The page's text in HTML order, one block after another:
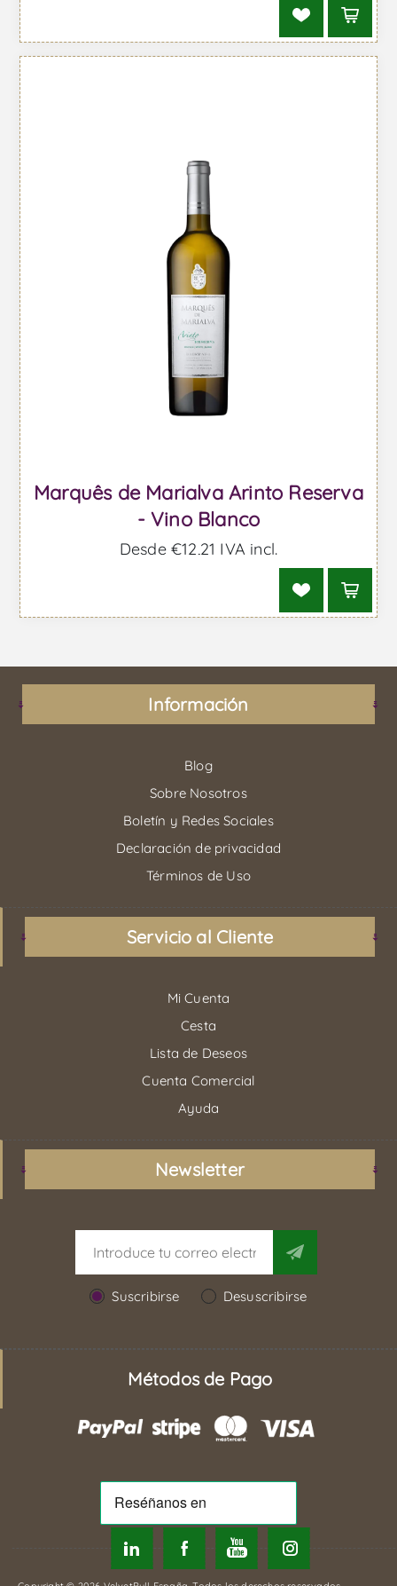
Marquês de Marialva Arinto Reserva
- Vino Blanco
Desde €12,21 IVA incl.
Información
Blog
Sobre Nosotros
Boletín y Redes Sociales
Declaración de privacidad
Términos de Uso
Servicio al Cliente
Mi Cuenta
Cesta
Lista de Deseos
Cuenta Comercial
Ayuda
Newsletter
Suscribirse Desuscribirse
Métodos de Pago